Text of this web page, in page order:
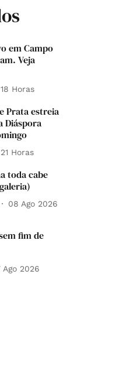
em Campo
Veja
18 Horas
Prata estreia
Diáspora
21 Horas
toda cabe
08 Ago 2026
fim de
Ago 2026